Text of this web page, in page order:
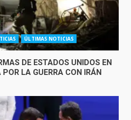
ÚLTIMAS NOTICIAS
DE ESTADOS UNIDOS EN
LA GUERRA CON IRÁN